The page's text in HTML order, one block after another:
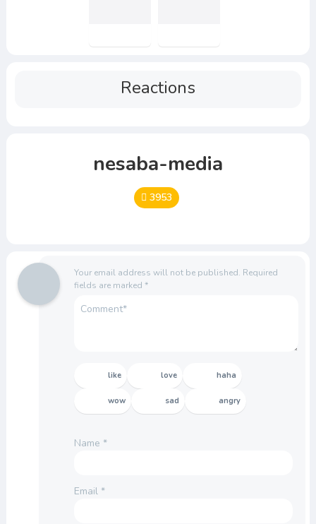
Reactions
nesaba-media
3953
Your email address will not be published. Required
fields are marked *
like love haha
wow sad angry
Name *
Email *